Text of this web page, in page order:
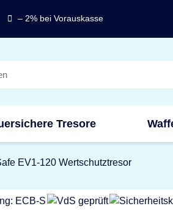
– 2% bei Vorauskasse
Tresore
EV1-120 Wertschutztresor